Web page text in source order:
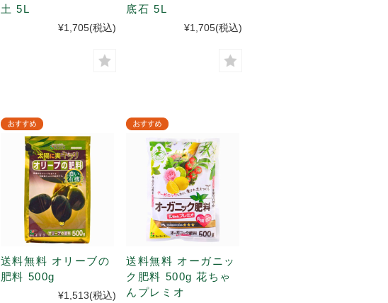
土 5L
¥1,705(税込)
底石 5L
¥1,705(税込)
送料無料 オリーブの
肥料 500g
¥1,513(税込)
送料無料 オーガニッ
ク肥料 500g 花ちゃ
んプレミオ